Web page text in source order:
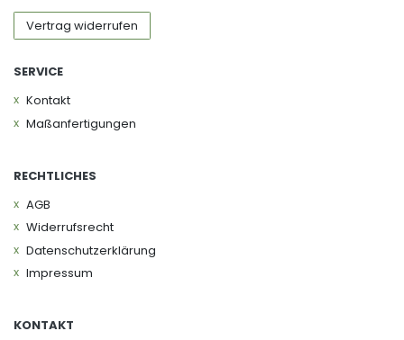
Vertrag widerrufen
SERVICE
Kontakt
Maßanfertigungen
RECHTLICHES
AGB
Widerrufs­recht
Daten­schutz­erklärung
Impressum
KONTAKT